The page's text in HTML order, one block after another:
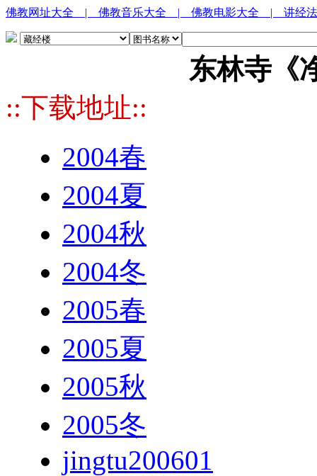
佛教网址大全 | 佛教音乐大全 | 佛教电影大全 | 讲经
东林寺《
::下载地址::
2004春
2004夏
2004秋
2004冬
2005春
2005夏
2005秋
2005冬
jingtu200601